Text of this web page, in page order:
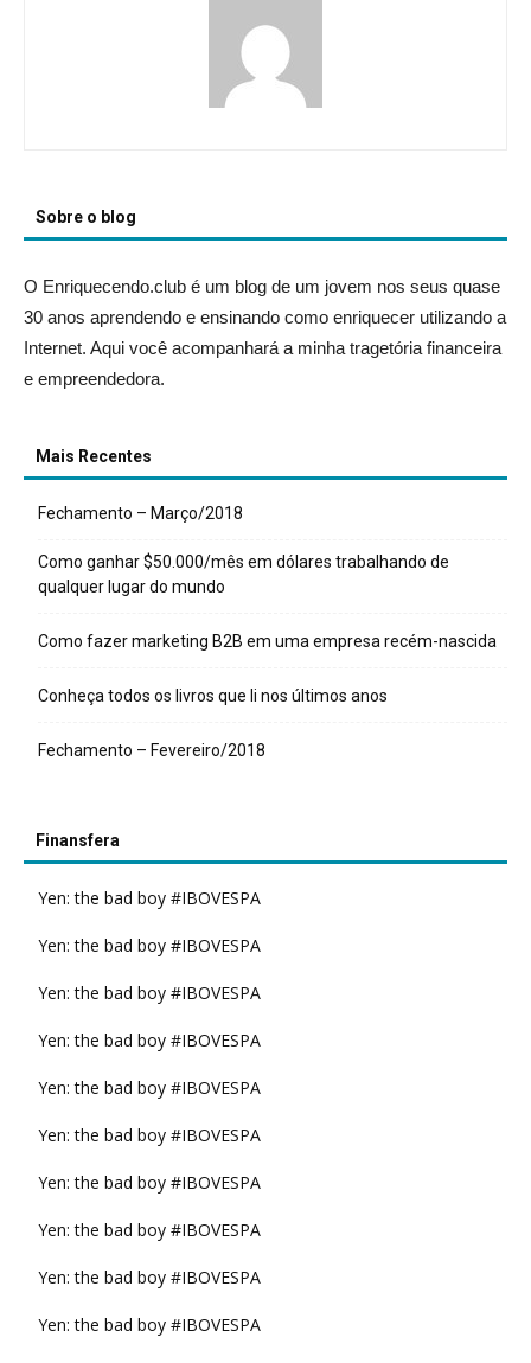
Sobre o blog
O Enriquecendo.club é um blog de um jovem nos seus quase
30 anos aprendendo e ensinando como enriquecer utilizando a
Internet. Aqui você acompanhará a minha tragetória financeira
e empreendedora.
Mais Recentes
Fechamento – Março/2018
Como ganhar $50.000/mês em dólares trabalhando de
qualquer lugar do mundo
Como fazer marketing B2B em uma empresa recém-nascida
Conheça todos os livros que li nos últimos anos
Fechamento – Fevereiro/2018
Finansfera
Yen: the bad boy #IBOVESPA
Yen: the bad boy #IBOVESPA
Yen: the bad boy #IBOVESPA
Yen: the bad boy #IBOVESPA
Yen: the bad boy #IBOVESPA
Yen: the bad boy #IBOVESPA
Yen: the bad boy #IBOVESPA
Yen: the bad boy #IBOVESPA
Yen: the bad boy #IBOVESPA
Yen: the bad boy #IBOVESPA